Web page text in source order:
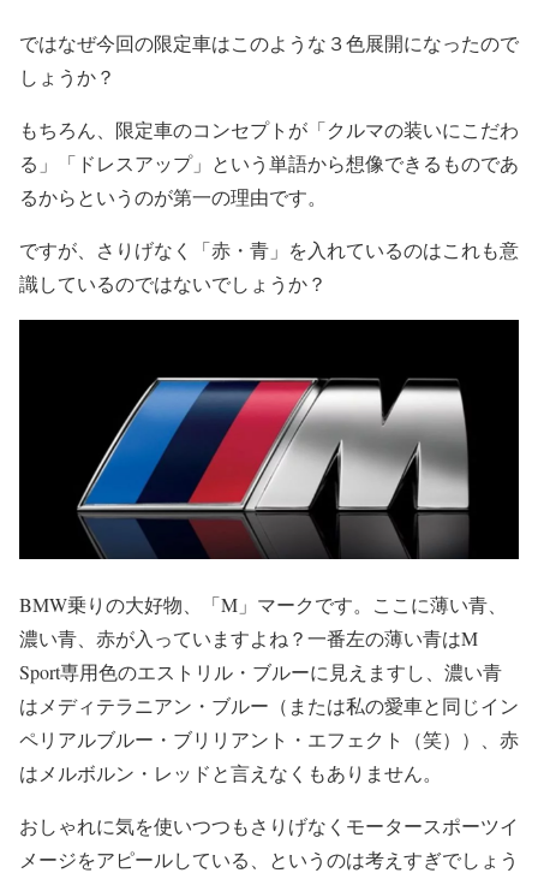
ではなぜ今回の限定車はこのような３色展開になったので
しょうか？
もちろん、限定車のコンセプトが「クルマの装いにこだわ
る」「ドレスアップ」という単語から想像できるものであ
るからというのが第一の理由です。
ですが、さりげなく「赤・青」を入れているのはこれも意
識しているのではないでしょうか？
BMW乗りの大好物、「M」マークです。ここに薄い青、
濃い青、赤が入っていますよね？一番左の薄い青はM
Sport専用色のエストリル・ブルーに見えますし、濃い青
はメディテラニアン・ブルー（または私の愛車と同じイン
ペリアルブルー・ブリリアント・エフェクト（笑））、赤
はメルボルン・レッドと言えなくもありません。
おしゃれに気を使いつつもさりげなくモータースポーツイ
メージをアピールしている、というのは考えすぎでしょう